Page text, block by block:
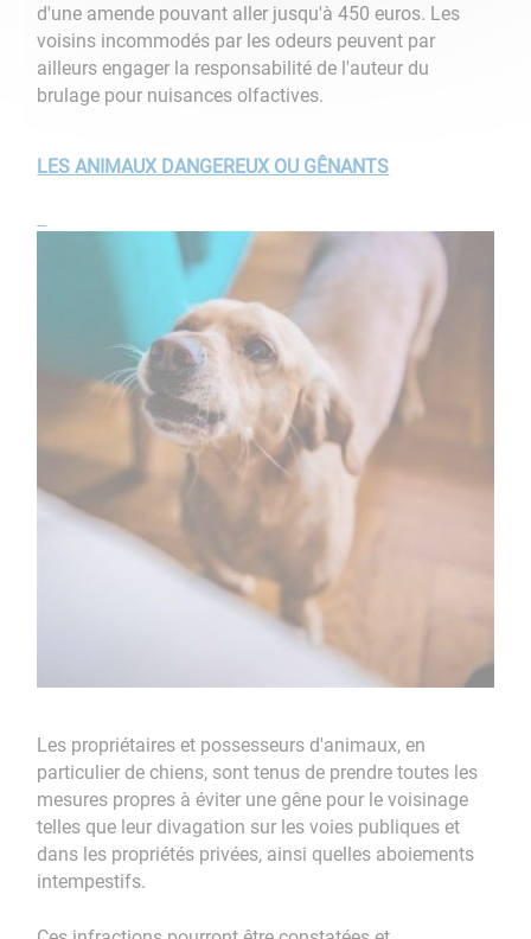
d'une amende pouvant aller jusqu'à 450 euros. Les
voisins incommodés par les odeurs peuvent par
ailleurs engager la responsabilité de l'auteur du
brulage pour nuisances olfactives.
LES ANIMAUX DANGEREUX OU GÊNANTS
Les propriétaires et possesseurs d'animaux, en
particulier de chiens, sont tenus de prendre toutes les
mesures propres à éviter une gêne pour le voisinage
telles que leur divagation sur les voies publiques et
dans les propriétés privées, ainsi quelles aboiements
intempestifs.